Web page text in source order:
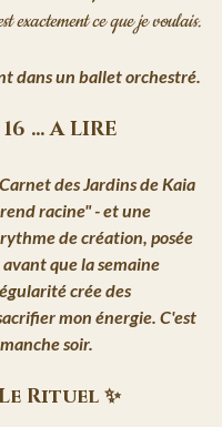
exactement ce que je voulais.
dans un ballet orchestré.
... A LIRE
Carnet des Jardins de Kaia
racine" - et une
de création, posée
que la semaine
crée des
mon énergie. C'est
soir.
Rituel ✨